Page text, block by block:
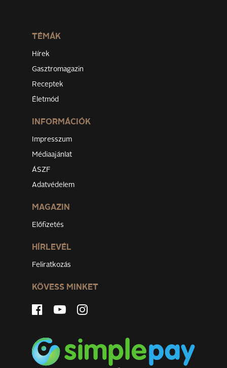
TÉMÁK
Hírek
Gasztromagazin
Receptek
Életmód
INFORMÁCIÓK
Impresszum
Médiaajánlat
ÁSZF
Adatvédelem
MAGAZIN
Előfizetés
HÍRLEVÉL
Feliratkozás
KÖVESS MINKET